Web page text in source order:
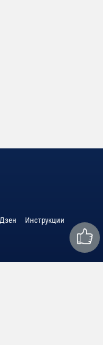
Дзен Инструкции